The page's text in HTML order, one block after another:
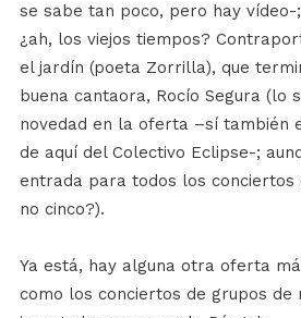
se sabe tan poco, pero hay
¿ah, los viejos tiempos?
el jardín (poeta Zorrilla), que
buena cantaora, Rocío Segura (lo
novedad en la oferta –sí también
de aquí del Colectivo Eclipse-;
entrada para todos los conciertos
no cinco?).
Ya está, hay alguna otra oferta
como los conciertos de grupos de